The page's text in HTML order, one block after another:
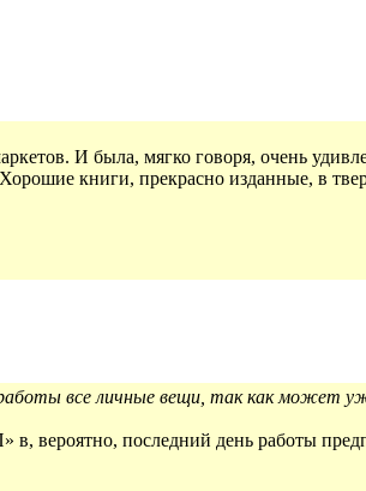
И была, мягко говоря, очень
книги, прекрасно изданные, в
все личные вещи, так как может
вероятно, последний день работы